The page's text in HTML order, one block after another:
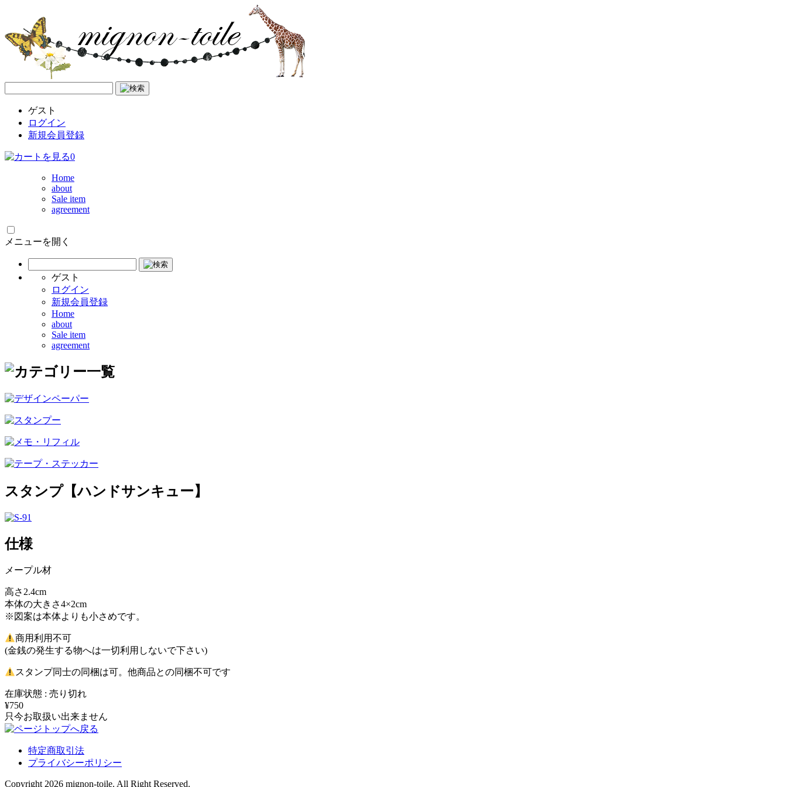
ゲスト
ログイン
新規会員登録
0
Home
about
Sale item
agreement
メニューを開く
ゲスト
ログイン
新規会員登録
Home
about
Sale item
agreement
スタンプ【ハンドサンキュー】
仕様
メープル材
高さ2.4cm
本体の大きさ4×2cm
※図案は本体よりも小さめです。
商用利用不可
(金銭の発生する物へは一切利用しないで下さい)
スタンプ同士の同梱は可。他商品との同梱不可です
在庫状態 : 売り切れ
¥750
只今お取扱い出来ません
特定商取引法
プライバシーポリシー
Copyright 2026 mignon-toile. All Right Reserved.